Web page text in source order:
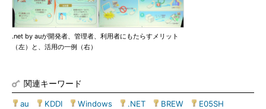
.net by auが開発者、管理者、利用者にもたらすメリット
（左）と、活用の一例（右）
関連キーワード
au KDDI Windows .NET BREW E05SH